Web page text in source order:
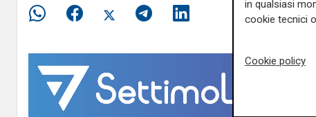
in qualsiasi
cookie tecnici
Cookie policy